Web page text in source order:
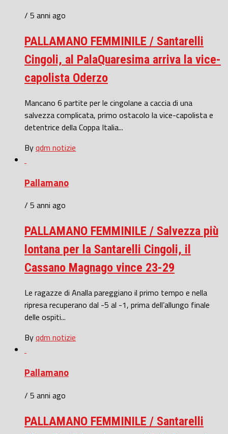
/ 5 anni ago
PALLAMANO FEMMINILE / Santarelli
Cingoli, al PalaQuaresima arriva la vice-
capolista Oderzo
Mancano 6 partite per le cingolane a caccia di una
salvezza complicata, primo ostacolo la vice-capolista e
detentrice della Coppa Italia...
Byqdm notizie
Pallamano
/ 5 anni ago
PALLAMANO FEMMINILE / Salvezza più
lontana per la Santarelli Cingoli, il
Cassano Magnago vince 23-29
Le ragazze di Analla pareggiano il primo tempo e nella
ripresa recuperano dal -5 al -1, prima dell’allungo finale
delle ospiti...
Byqdm notizie
Pallamano
/ 5 anni ago
PALLAMANO FEMMINILE / Santarelli